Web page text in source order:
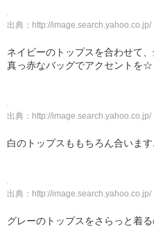
出典： http://image.search.yahoo.co.jp/
ネイビーのトップスを合わせて
真っ赤なバッグでアクセントを☆
出典： http://image.search.yahoo.co.jp/
白のトップスももちろん合います
出典： http://image.search.yahoo.co.jp/
グレーのトップスをさらっと着